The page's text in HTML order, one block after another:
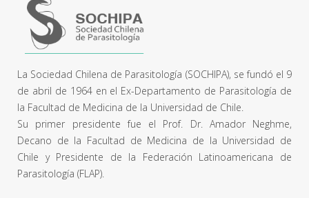
La Sociedad Chilena de Parasitología (SOCHIPA), se fundó el 9
de abril de 1964 en el Ex-Departamento de Parasitología de
la Facultad de Medicina de la Universidad de Chile.
Su primer presidente fue el Prof. Dr. Amador Neghme,
Decano de la Facultad de Medicina de la Universidad de
Chile y Presidente de la Federación Latinoamericana de
Parasitología (FLAP).